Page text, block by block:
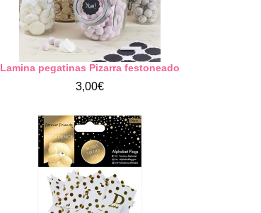
Lamina pegatinas Pizarra festoneado
3,00€